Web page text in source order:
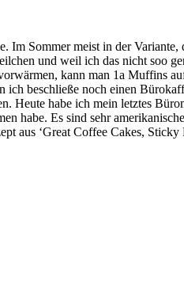
Im Sommer meist in der
und weil ich das nicht soo
kann man 1a Muffins
beschließe noch einen
Heute habe ich mein letztes
habe. Es sind sehr
aus ‘Great Coffee Cakes,